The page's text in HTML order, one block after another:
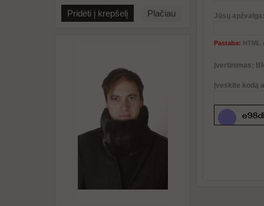
Pridėti į krepšelį Plačiau Jūsų apžvalga:
Pastaba: HTML
Įvertinimas:
Įveskite kodą